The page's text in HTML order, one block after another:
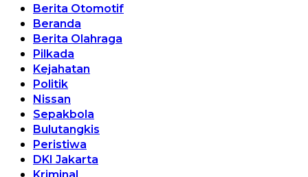
Berita Otomotif
Beranda
Berita Olahraga
Pilkada
Kejahatan
Politik
Nissan
Sepakbola
Bulutangkis
Peristiwa
DKI Jakarta